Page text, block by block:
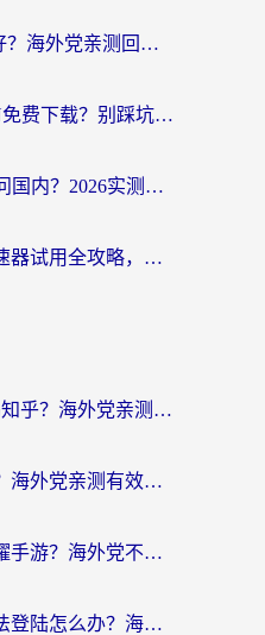
ChickCN和神龟哪个好？海外党亲测回国加速器的实用攻略
海外党必看：PC VPN免费下载？别踩坑！3步选对回国加速器无缝刷国内资源
从波兰用什么VPN访问国内？2026实测有效的无缝回国方案
海外党必看：回国加速器试用全攻略，无缝刷国内剧玩游戏不再难
在国外能玩冒险岛2吗知乎？海外党亲测有效的国服游戏加速指南
挪威怎么玩明日之后？海外党亲测有效的国服游戏加速指南
在境外怎么玩王者荣耀手游？海外党不卡顿的终极加速器选择指南
奇妙咖啡餐厅国外无法登陆怎么办？海外党必看的国服游戏加速全攻略